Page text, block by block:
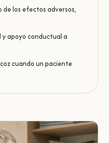
los efectos adversos,
apoyo conductual a
cuando un paciente